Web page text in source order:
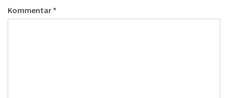
Kommentar *